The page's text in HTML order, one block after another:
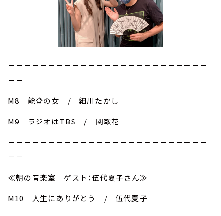
－－－－－－－－－－－－－－－－－－－－－－－－－
－－
M8 能登の女 / 細川たかし
M9 ラジオはTBS / 関取花
－－－－－－－－－－－－－－－－－－－－－－－－－
－－
≪朝の音楽室 ゲスト：伍代夏子さん≫
M10 人生にありがとう / 伍代夏子